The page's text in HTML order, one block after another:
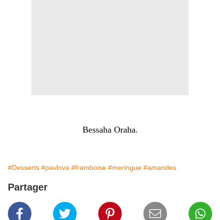
Bessaha Oraha.
#Desserts #pavlova #framboise #meringue #amandes
Partager